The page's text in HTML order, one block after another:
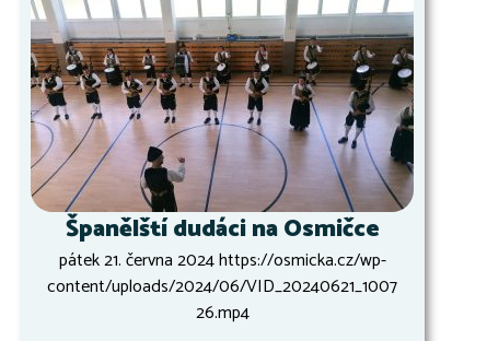
Španělští dudáci na Osmičce
pátek 21. června 2024 https://osmicka.cz/wp-
content/uploads/2024/06/VID_20240621_1007
26.mp4